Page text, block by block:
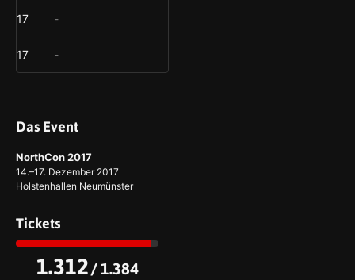
17 -
17 -
Das Event
NorthCon 2017
14.–17. Dezember 2017
Holstenhallen Neumünster
Tickets
1.312/ 1.384